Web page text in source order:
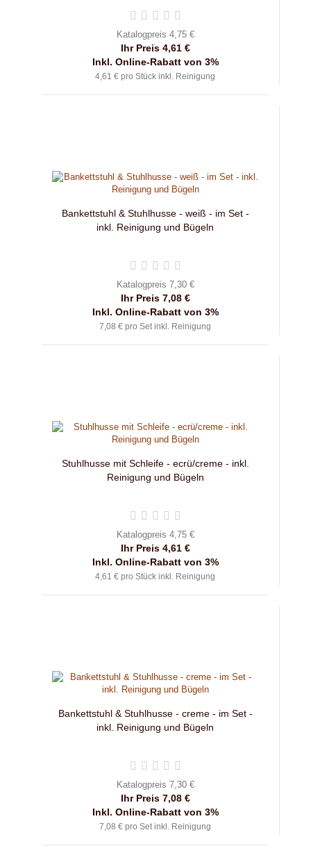
Katalogpreis 4,75 €
Ihr Preis 4,61 €
Inkl. Online-Rabatt von 3%
4,61 € pro Stück inkl. Reinigung
Bankettstuhl & Stuhlhusse - weiß - im Set -
inkl. Reinigung und Bügeln
Katalogpreis 7,30 €
Ihr Preis 7,08 €
Inkl. Online-Rabatt von 3%
7,08 € pro Set inkl. Reinigung
Stuhlhusse mit Schleife - ecrü/creme - inkl.
Reinigung und Bügeln
Katalogpreis 4,75 €
Ihr Preis 4,61 €
Inkl. Online-Rabatt von 3%
4,61 € pro Stück inkl. Reinigung
Bankettstuhl & Stuhlhusse - creme - im Set -
inkl. Reinigung und Bügeln
Katalogpreis 7,30 €
Ihr Preis 7,08 €
Inkl. Online-Rabatt von 3%
7,08 € pro Set inkl. Reinigung